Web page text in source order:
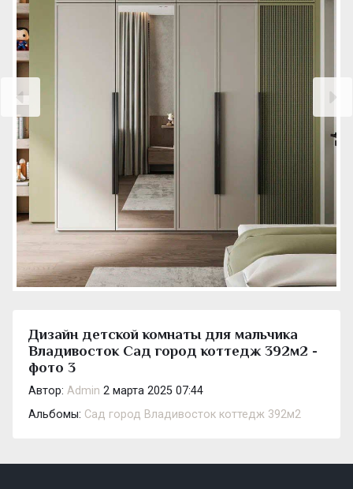
Дизайн детской комнаты для мальчика
Владивосток Сад город коттедж 392м2 -
фото 3
Автор: Admin 2 марта 2025 07:44
Альбомы: Сад город Владивосток коттедж 392м2